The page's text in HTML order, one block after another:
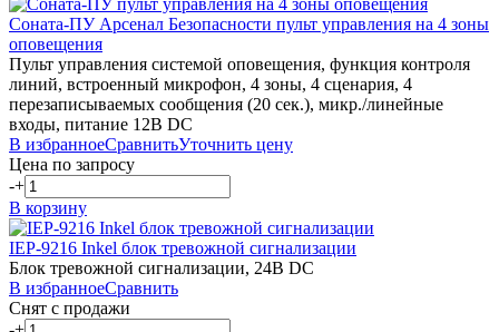
Соната-ПУ Арсенал Безопасности пульт управления на 4 зоны
оповещения
Пульт управления системой оповещения, функция контроля
линий, встроенный микрофон, 4 зоны, 4 сценария, 4
перезаписываемых сообщения (20 сек.), микр./линейные
входы, питание 12В DC
В избранноеСравнитьУточнить цену
Цена по запросу
-+
В корзину
IEP-9216 Inkel блок тревожной сигнализации
Блок тревожной сигнализации, 24В DC
В избранноеСравнить
Снят с продажи